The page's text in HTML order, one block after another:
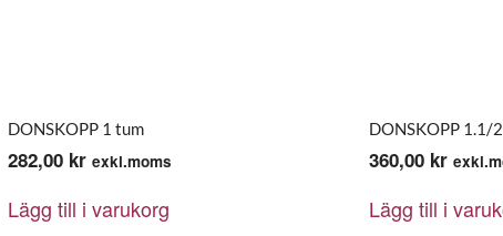
DONSKOPP 1 tum
282,00 kr exkl.moms
Lägg till i varukorg
DONSKOPP 1.1/
360,00 kr
Lägg till i